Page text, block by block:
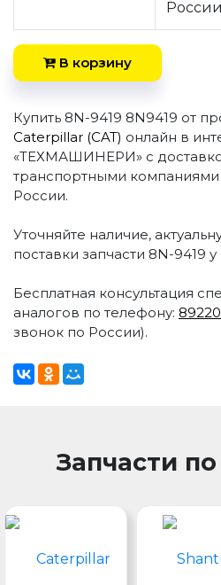
России
В корзину
Купить 8N-9419 8N9419 от
Caterpillar (CAT) онлайн в
«ТЕХМАШИНЕРИ» с
транспортными
России.
Уточняйте наличие,
поставки запчасти 8N-9419
Бесплатная консультация
аналогов по телефону:
звонок по России).
Запчасти